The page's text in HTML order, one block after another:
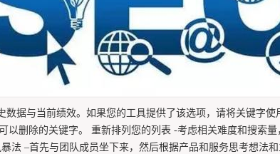
据与当前绩效。如果您的工具提供了该选项，请将关键字
以删除的关键字。 重新排列您的列表 -考虑相关难度和搜索
法 –首先与团队成员坐下来，然后根据产品和服务思考想法